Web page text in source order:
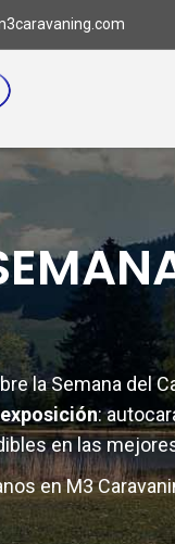
la Semana del
:
en las
en M3